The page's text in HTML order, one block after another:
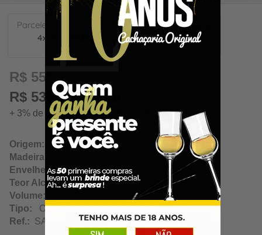
138,97
R$ 555,89
R$ 539,21 à vista
+ 3% de desconto á vista. Economize: R$ 16,68
Origem: Campo Alegre / Alagoas
Madeira:
Envelhecimento:N/A
Teor Alcoólico:40.00%
Volume:
Tipo: Ouro
Ref.: SA12332